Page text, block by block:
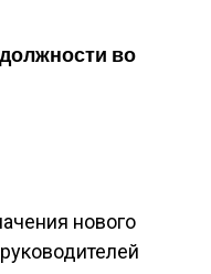
во
нового